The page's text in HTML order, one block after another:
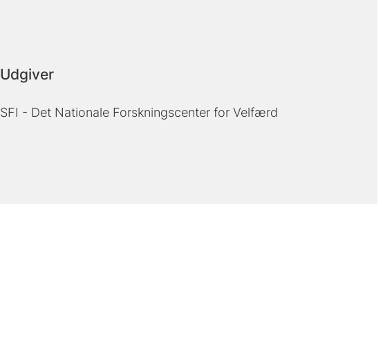
Udgiver
SFI - Det Nationale Forskningscenter for Velfærd